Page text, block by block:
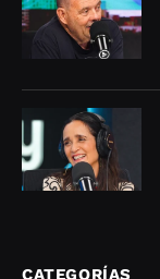
CATEGORÍAS